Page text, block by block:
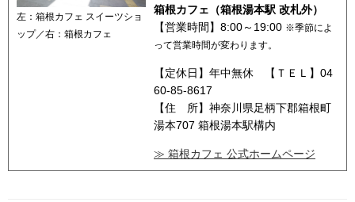
左：箱根カフェ スイーツショ
ップ／右：箱根カフェ
箱根カフェ（箱根湯本駅 改札外）
【営業時間】8:00～19:00 ※季節によ
って営業時間が変わります。
【定休日】年中無休 【ＴＥＬ】04
60-85-8617
【住 所】神奈川県足柄下郡箱根町
湯本707 箱根湯本駅構内
≫ 箱根カフェ 公式ホームページ